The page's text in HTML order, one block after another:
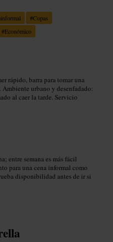
#Copas
#Económico
rápido, barra para tomar una
Ambiente urbano y desenfadado:
al caer la tarde. Servicio
entre semana es más fácil
para una cena informal como
disponibilidad antes de ir si